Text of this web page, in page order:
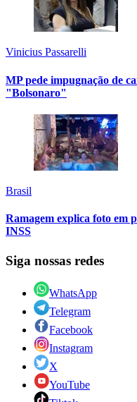
Vinicius Passarelli
MP pede impugnação de
"Bolsonaro"
Brasil
Ramagem explica foto em
INSS
Siga nossas redes
WhatsApp
Telegram
Facebook
Instagram
X
YouTube